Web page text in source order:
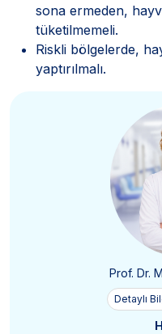
sona ermeden,
tüketilmemeli.
Riskli bölgelerde,
yaptırılmalı.
Prof. Dr.
Detaylı